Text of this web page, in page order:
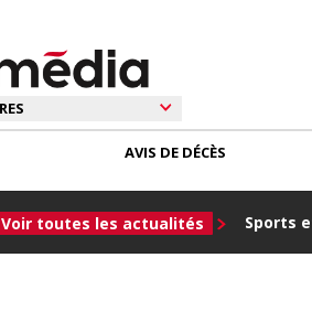
Voir toutes les actualités Sports
AVIS DE DÉCÈS